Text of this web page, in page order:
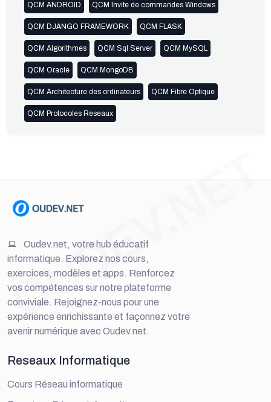
OUDEV.NET
QCM ANDROID QCM Invite de commandes Windows
QCM DJANGO FRAMEWORK QCM FLASK
QCM Algorithmes QCM Sql Server QCM MySQL
QCM Oracle QCM MongoDB
QCM Architecture des ordinateurs QCM Fibre Optique
QCM Protocoles Reseaux
Oudev.net, votre hub éducatif
informatique. Explorez nos cours,
exercices, modèles et apps. Renforcez
vos compétences sur notre plateforme
conviviale. Rejoignez-nous pour une
expérience enrichissante et façonnez votre
avenir numérique avec Oudev.net.
Reseaux Informatique
Cours Réseau informatique